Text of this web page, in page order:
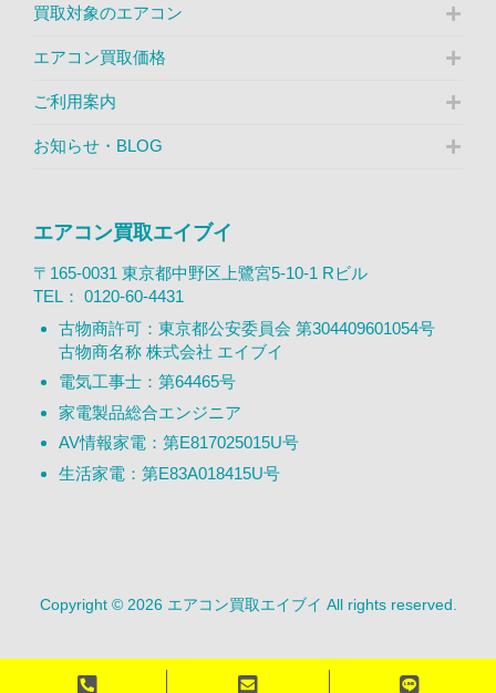
買取対象のエアコン
エアコン買取価格
ご利用案内
お知らせ・BLOG
エアコン買取エイブイ
〒165-0031 東京都中野区上鷺宮5-10-1 Rビル
TEL： 0120-60-4431
古物商許可：東京都公安委員会 第304409601054号
古物商名称 株式会社 エイブイ
電気工事士：第64465号
家電製品総合エンジニア
AV情報家電：第E817025015U号
生活家電：第E83A018415U号
Copyright © 2026 エアコン買取エイブイ All rights reserved.